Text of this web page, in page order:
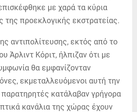
με χαρά τα κύρια
της προεκλογικής εκστρατείας.
αντιπολίτευσης, εκτός από το
Άρλιντ Κόριτ, ήλπιζαν ότι με
θα εμφανίζονταν
εκμεταλλευόμενοι αυτή την
παρατηρητές κατάλαβαν γρήγορα
κανάλια της χώρας έχουν